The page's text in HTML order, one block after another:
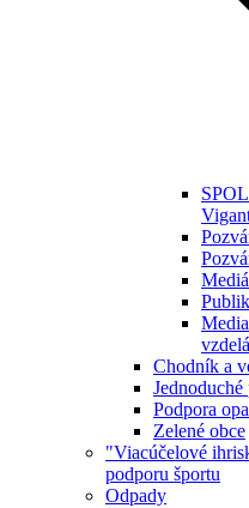
Chodník a
Podpora
Zelené obce
"Viacúčelové
podporu športu
Odpady